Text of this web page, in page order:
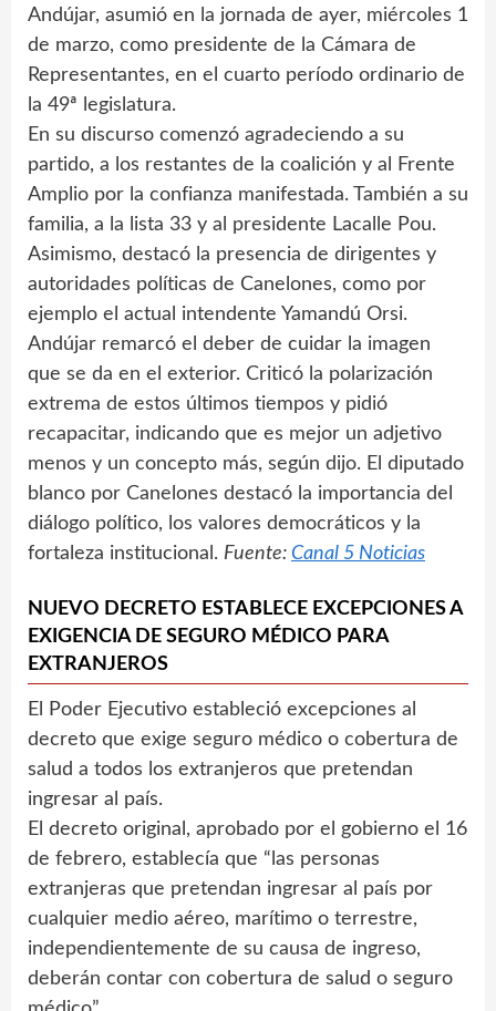
Andújar, asumió en la jornada de ayer, miércoles 1
de marzo, como presidente de la Cámara de
Representantes, en el cuarto período ordinario de
la 49ª legislatura.
En su discurso comenzó agradeciendo a su
partido, a los restantes de la coalición y al Frente
Amplio por la confianza manifestada. También a su
familia, a la lista 33 y al presidente Lacalle Pou.
Asimismo, destacó la presencia de dirigentes y
autoridades políticas de Canelones, como por
ejemplo el actual intendente Yamandú Orsi.
Andújar remarcó el deber de cuidar la imagen
que se da en el exterior. Criticó la polarización
extrema de estos últimos tiempos y pidió
recapacitar, indicando que es mejor un adjetivo
menos y un concepto más, según dijo. El diputado
blanco por Canelones destacó la importancia del
diálogo político, los valores democráticos y la
fortaleza institucional. Fuente: Canal 5 Noticias
NUEVO DECRETO ESTABLECE EXCEPCIONES A
EXIGENCIA DE SEGURO MÉDICO PARA
EXTRANJEROS
El Poder Ejecutivo estableció excepciones al
decreto que exige seguro médico o cobertura de
salud a todos los extranjeros que pretendan
ingresar al país.
El decreto original, aprobado por el gobierno el 16
de febrero, establecía que “las personas
extranjeras que pretendan ingresar al país por
cualquier medio aéreo, marítimo o terrestre,
independientemente de su causa de ingreso,
deberán contar con cobertura de salud o seguro